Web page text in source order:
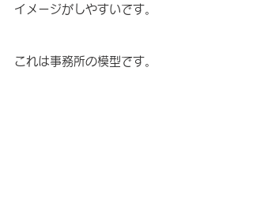
イメージがしやすいです。
これは事務所の模型です。